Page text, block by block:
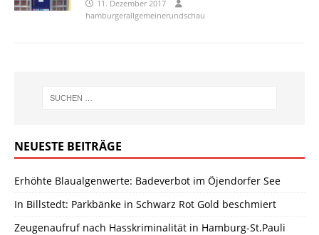
11. Dezember 2017
hamburgerallgemeinerundschau
NEUESTE BEITRÄGE
Erhöhte Blaualgenwerte: Badeverbot im Öjendorfer See
In Billstedt: Parkbänke in Schwarz Rot Gold beschmiert
Zeugenaufruf nach Hasskriminalität in Hamburg-St.Pauli